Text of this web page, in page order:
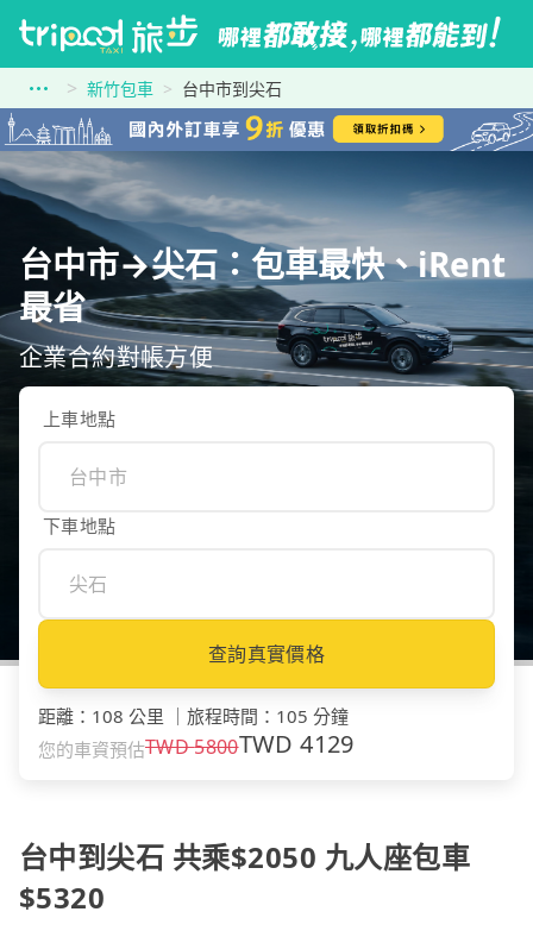
新竹包車 台中市到尖石
台中市→尖石：包車最快、iRent
最省
企業合約對帳方便
上車地點
下車地點
查詢真實價格
距離 ： 108 公里 旅程時間 ： 105 分鐘
您的車資預估TWD5800TWD4129
台中到尖石 共乘$2050 九人座包車
$5320